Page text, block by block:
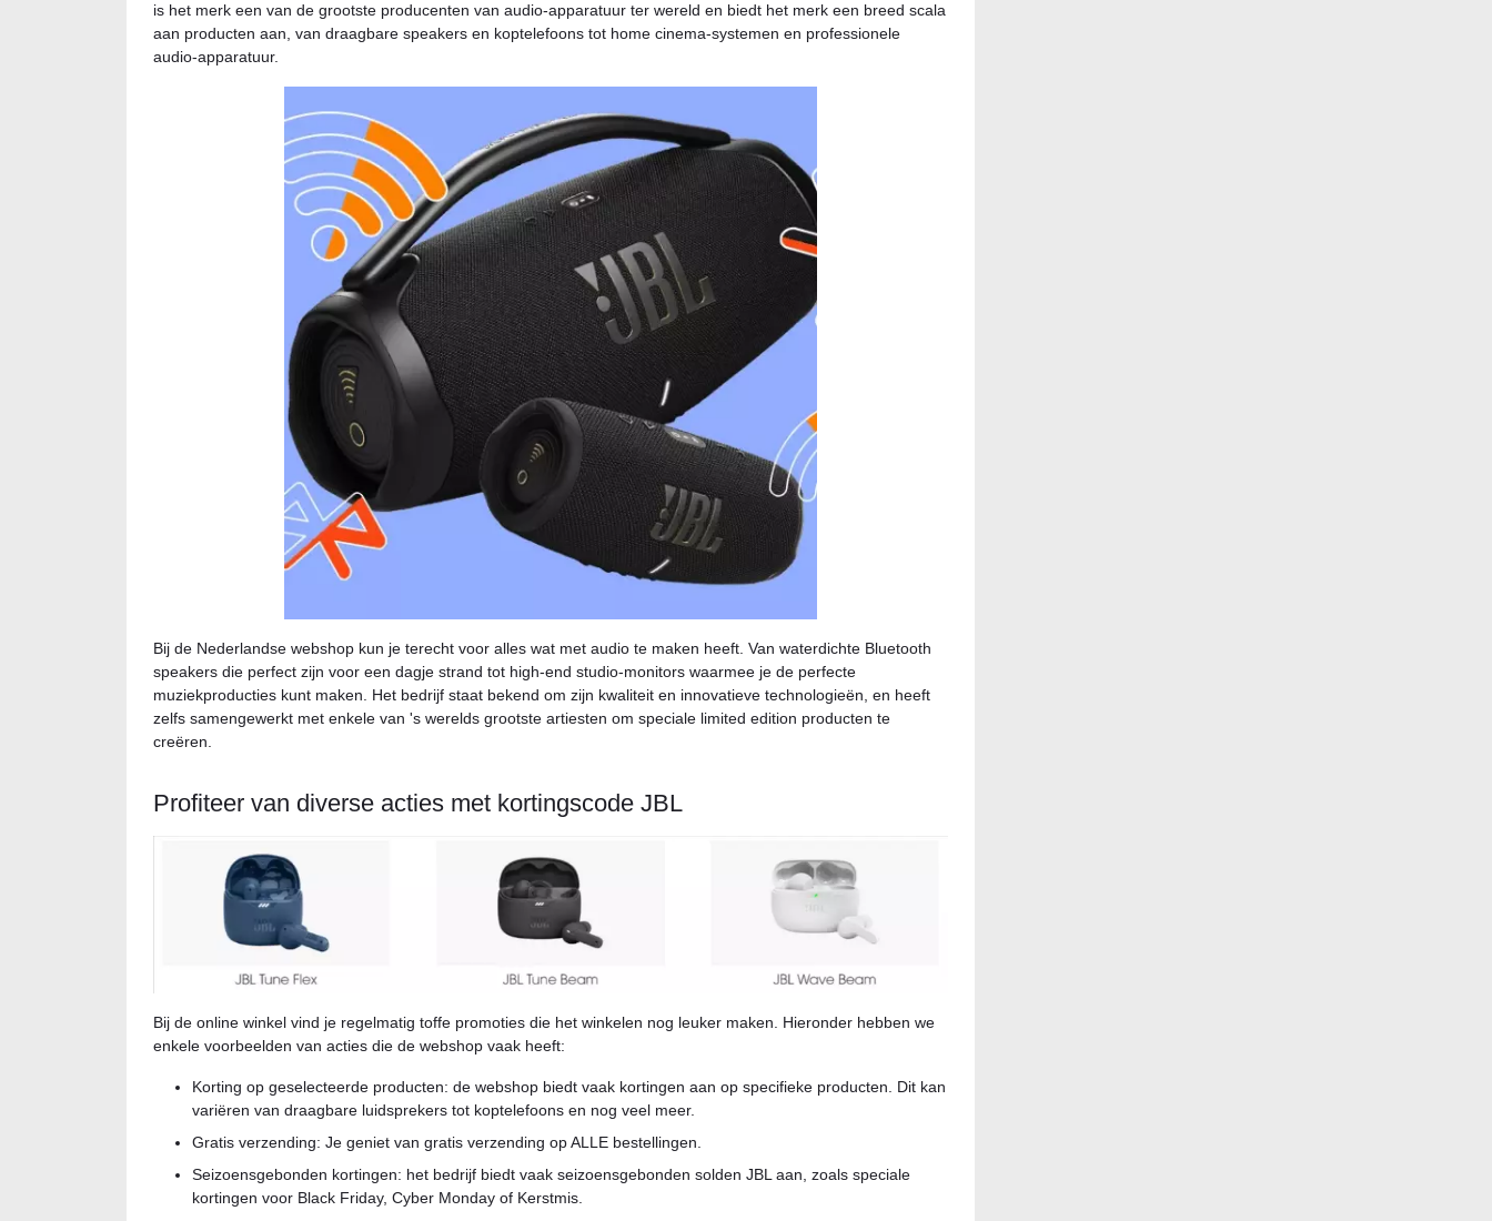
is het merk een van de grootste producenten van audio-apparatuur ter wereld en biedt het merk een breed scala
aan producten aan, van draagbare speakers en koptelefoons tot home cinema-systemen en professionele
audio-apparatuur.
Bij de Nederlandse webshop kun je terecht voor alles wat met audio te maken heeft. Van waterdichte Bluetooth
speakers die perfect zijn voor een dagje strand tot high-end studio-monitors waarmee je de perfecte
muziekproducties kunt maken. Het bedrijf staat bekend om zijn kwaliteit en innovatieve technologieën, en heeft
zelfs samengewerkt met enkele van 's werelds grootste artiesten om speciale limited edition producten te
creëren.
Profiteer van diverse acties met kortingscode JBL
Bij de online winkel vind je regelmatig toffe promoties die het winkelen nog leuker maken. Hieronder hebben we
enkele voorbeelden van acties die de webshop vaak heeft:
Korting op geselecteerde producten: de webshop biedt vaak kortingen aan op specifieke producten. Dit kan
variëren van draagbare luidsprekers tot koptelefoons en nog veel meer.
Gratis verzending: Je geniet van gratis verzending op ALLE bestellingen.
Seizoensgebonden kortingen: het bedrijf biedt vaak seizoensgebonden solden JBL aan, zoals speciale
kortingen voor Black Friday, Cyber Monday of Kerstmis.